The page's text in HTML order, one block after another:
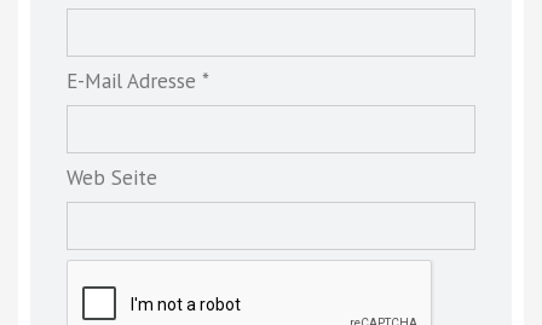
E-Mail Adresse *
Web Seite